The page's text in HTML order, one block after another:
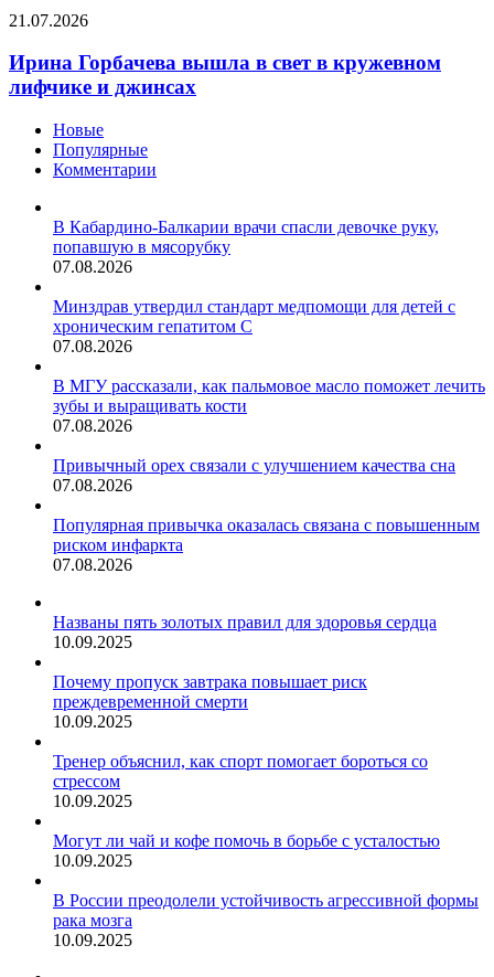
Ирина
вышла
свет
кружевном
лифчике
21.07.2026
Ирина Горбачева вышла в свет в кружевном
лифчике и джинсах
Новые
Популярные
Комментарии
В Кабардино-Балкарии врачи спасли девочке руку,
попавшую в мясорубку
07.08.2026
Минздрав утвердил стандарт медпомощи для детей с
хроническим гепатитом С
07.08.2026
В МГУ рассказали, как пальмовое масло поможет лечить
зубы и выращивать кости
07.08.2026
Привычный орех связали с улучшением качества сна
07.08.2026
Популярная привычка оказалась связана с повышенным
риском инфаркта
07.08.2026
Названы пять золотых правил для здоровья сердца
10.09.2025
Почему пропуск завтрака повышает риск
преждевременной смерти
10.09.2025
Тренер объяснил, как спорт помогает бороться со
стрессом
10.09.2025
Могут ли чай и кофе помочь в борьбе с усталостью
10.09.2025
В России преодолели устойчивость агрессивной формы
рака мозга
10.09.2025